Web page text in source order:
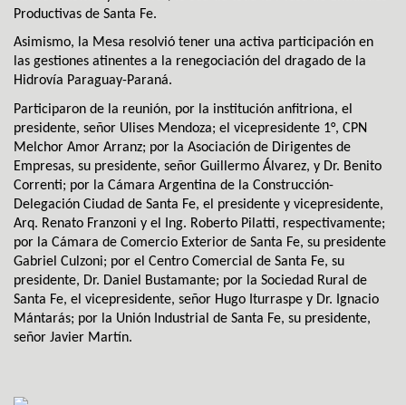
Productivas de Santa Fe.
Asimismo, la Mesa resolvió tener una activa participación en
las gestiones atinentes a la renegociación del dragado de la
Hidrovía Paraguay-Paraná.
Participaron de la reunión, por la institución anfitriona, el
presidente, señor Ulises Mendoza; el vicepresidente 1°, CPN
Melchor Amor Arranz; por la Asociación de Dirigentes de
Empresas, su presidente, señor Guillermo Álvarez, y Dr. Benito
Correnti; por la Cámara Argentina de la Construcción-
Delegación Ciudad de Santa Fe, el presidente y vicepresidente,
Arq. Renato Franzoni y el Ing. Roberto Pilatti, respectivamente;
por la Cámara de Comercio Exterior de Santa Fe, su presidente
Gabriel Culzoni; por el Centro Comercial de Santa Fe, su
presidente, Dr. Daniel Bustamante; por la Sociedad Rural de
Santa Fe, el vicepresidente, señor Hugo Iturraspe y Dr. Ignacio
Mántarás; por la Unión Industrial de Santa Fe, su presidente,
señor Javier Martín.